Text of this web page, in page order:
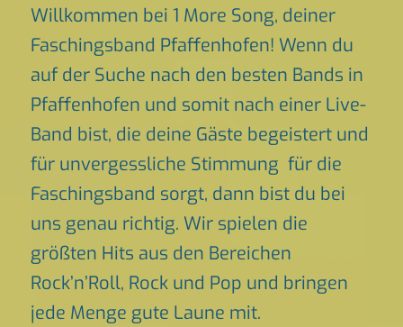
Willkommen bei 1 More Song, deiner
Faschingsband Pfaffenhofen! Wenn du
auf der Suche nach den besten Bands in
Pfaffenhofen und somit nach einer Live-
Band bist, die deine Gäste begeistert und
für unvergessliche Stimmung für die
Faschingsband sorgt, dann bist du bei
uns genau richtig. Wir spielen die
größten Hits aus den Bereichen
Rock’n’Roll, Rock und Pop und bringen
jede Menge gute Laune mit.